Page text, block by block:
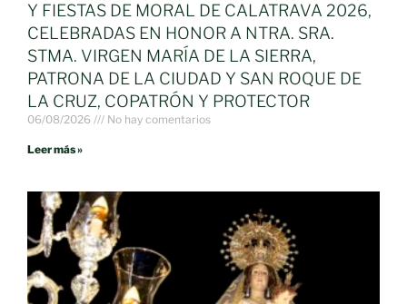
Y FIESTAS DE MORAL DE CALATRAVA 2026,
CELEBRADAS EN HONOR A NTRA. SRA.
STMA. VIRGEN MARÍA DE LA SIERRA,
PATRONA DE LA CIUDAD Y SAN ROQUE DE
LA CRUZ, COPATRÓN Y PROTECTOR
06/08/2026 No hay comentarios
Leer más »